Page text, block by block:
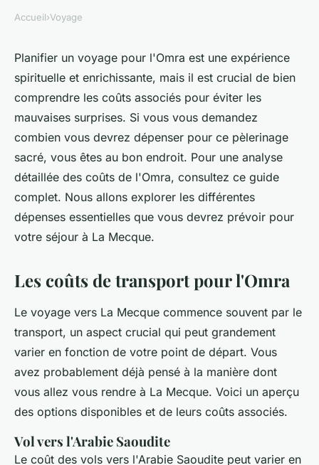
VOYAGE
Coûts de l'omra : guide des
dépenses essentielles pour la
mecque
Arthur•24 décembre 2024•8 min de lecture
Accueil›Voyage
Planifier un voyage pour l'Omra est une expérience
spirituelle et enrichissante, mais il est crucial de bien
comprendre les coûts associés pour éviter les
mauvaises surprises. Si vous vous demandez
combien vous devrez dépenser pour ce pèlerinage
sacré, vous êtes au bon endroit. Pour une analyse
détaillée des coûts de l'Omra, consultez ce guide
complet. Nous allons explorer les différentes
dépenses essentielles que vous devrez prévoir pour
votre séjour à La Mecque.
Les coûts de transport pour l'Omra
Le voyage vers La Mecque commence souvent par le
transport, un aspect crucial qui peut grandement
varier en fonction de votre point de départ. Vous
avez probablement déjà pensé à la manière dont
vous allez vous rendre à La Mecque. Voici un aperçu
des options disponibles et de leurs coûts associés.
Vol vers l'Arabie Saoudite
Le coût des vols vers l'Arabie Saoudite peut varier en